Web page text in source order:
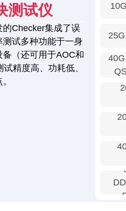
测试仪
Checker集成了误
试多种功能于一身
（还可用于AOC和
精度高、功耗低、